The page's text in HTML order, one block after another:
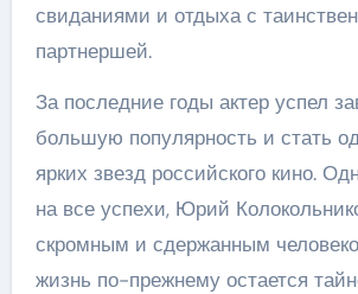
свиданиями и отдыха с
партнершей.
За последние годы актер успел
большую популярность и стать
ярких звезд российского кино.
на все успехи, Юрий
скромным и сдержанным
жизнь по-прежнему остается